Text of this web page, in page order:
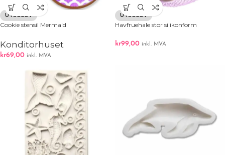
UTSOLGT
Cookie stensil Mermaid
Konditorhuset
kr69,00 inkl. MVA
UTSOLGT
Havfruehale stor silikonform
kr99,00 inkl. MVA